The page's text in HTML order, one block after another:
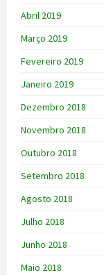
Abril 2019
Março 2019
Fevereiro 2019
Janeiro 2019
Dezembro 2018
Novembro 2018
Outubro 2018
Setembro 2018
Agosto 2018
Julho 2018
Junho 2018
Maio 2018